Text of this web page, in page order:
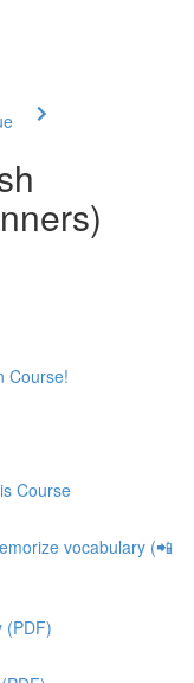
Course!
Course
vocabulary (📲
(PDF)